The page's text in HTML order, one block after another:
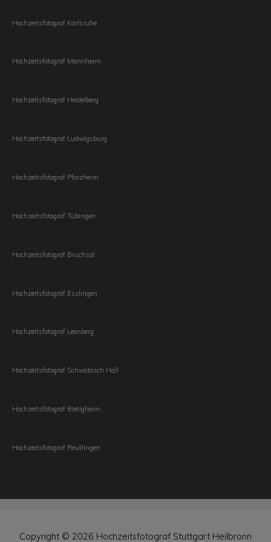
Hochzeitsfotograf Karlsruhe
Hochzeitsfotograf Mannheim
Hochzeitsfotograf Heidelberg
Hochzeitsfotograf Ludwigsburg
Hochzeitsfotograf Pforzheim
Hochzeitsfotograf Tübingen
Hochzeitsfotograf Bruchsal
Hochzeitsfotograf Esslingen
Hochzeitsfotograf Leonberg
Hochzeitsfotograf Schwäbisch Hall
Hochzeitsfotograf Bietigheim
Hochzeitsfotograf Reutlingen
Copyright © 2026 Hochzeitsfotograf Stuttgart Heilbronn